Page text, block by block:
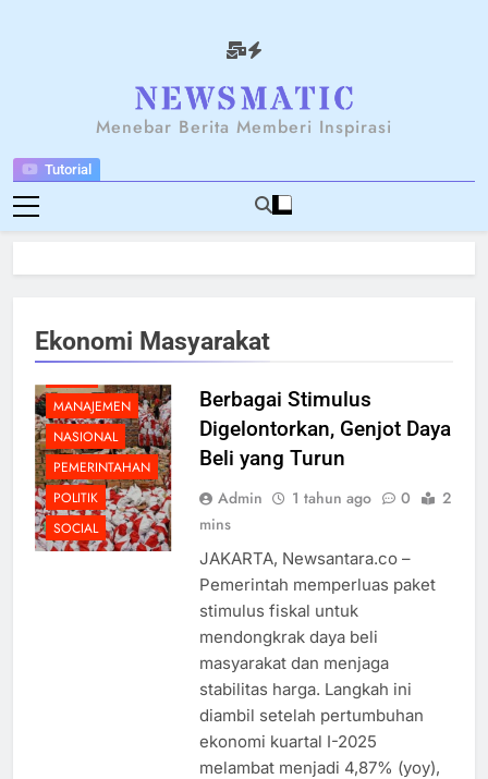
Tutorial
NEWSANTARA
Menebar Berita Memberi Inspirasi
Ekonomi Masyarakat
EKONOMI
MANAJEMEN
NASIONAL
PEMERINTAHAN
POLITIK
SOCIAL
Berbagai Stimulus
Digelontorkan, Genjot Daya
Beli yang Turun
Admin 1 tahun ago 0
2
mins
JAKARTA, Newsantara.co –
Pemerintah memperluas paket
stimulus fiskal untuk
mendongkrak daya beli
masyarakat dan menjaga
stabilitas harga. Langkah ini
diambil setelah pertumbuhan
ekonomi kuartal I-2025
melambat menjadi 4,87% (yoy),